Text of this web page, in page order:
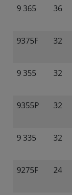
9 365 36
9375F 32
9 355 32
9355P 32
9 335 32
9275F 24